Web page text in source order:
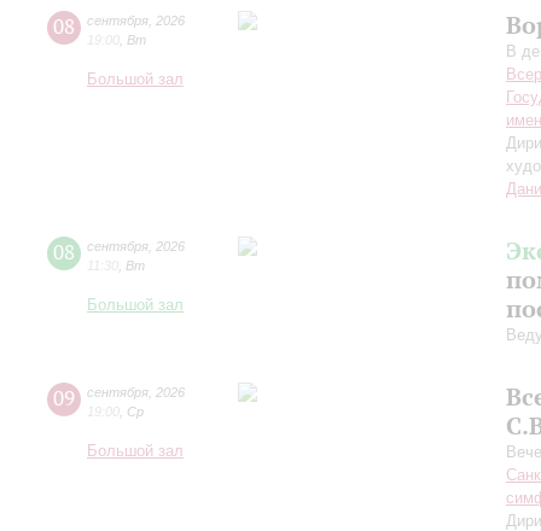
08 сентября 2026
19:00 Вт
Большой зал
В
08 сентября 2026
11:30 Вт
Большой зал
09 сентября 2026
19:00 Ср
Большой зал